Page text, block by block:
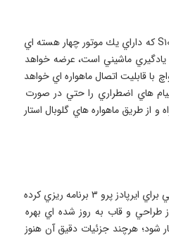
اين مدل احتمالاً با تراشه جديد S۱۰ كه داراي يك موتور چهار هسته اي
يادگيري ماشيني است، عرضه خواهد
۳ اولين اپل واچ با قابليت اتصال ماهواره اي خواهد
پيام هاي اضطراري را حتي در صورت
از طريق ماهواره هاي گلوبال استار
اپل به روزرساني هاي قابل توجهي براي ايرپادز پرو ۳ برنامه ريزي كرده
طراحي و قاب به روز شده اي بهره
شود؛ هرچند جزئيات دقيق آن هنوز